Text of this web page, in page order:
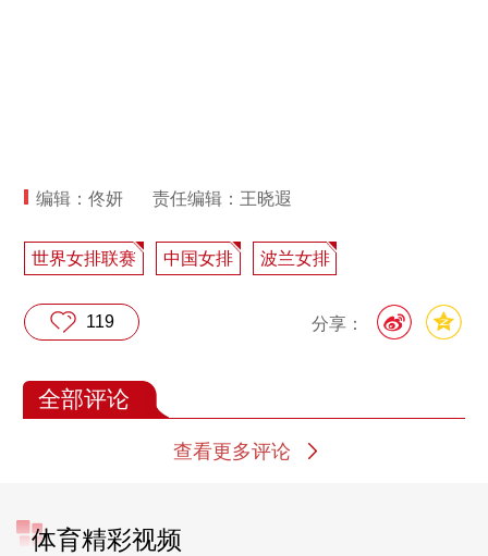
编辑：佟妍 责任编辑：王晓遐
世界女排联赛 中国女排 波兰女排
分享：
119
全部评论
查看更多评论
体育精彩视频